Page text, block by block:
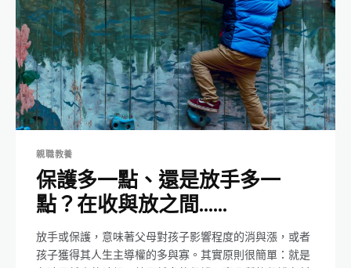
親職教養
保護多一點、還是放手多一
點？在收與放之間……
放手或保護，意味著父母對孩子影響程度的消與漲，或者
孩子獲得其人生主導權的多與寡。其實原則很簡單：就是